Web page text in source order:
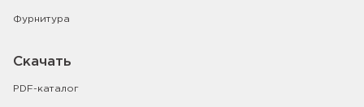
Фурнитура
Скачать
PDF-каталог